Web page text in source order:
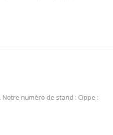
numéro de stand : Cippe :